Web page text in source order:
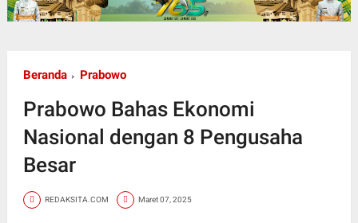
Beranda Prabowo
Prabowo Bahas Ekonomi
Nasional dengan 8 Pengusaha
Besar
REDAKSITA.COM Maret 07, 2025